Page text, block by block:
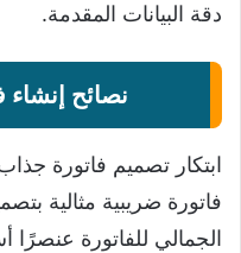
دقة البيانات المقدمة.
نصائح إنشاء
ابتكار تصميم فاتورة
فاتورة ضريبية مثالية
الجمالي للفاتورة